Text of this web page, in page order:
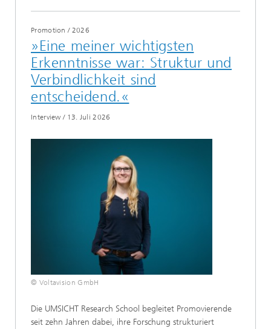
Promotion / 2026
»Eine meiner wichtigsten
Erkenntnisse war: Struktur und
Verbindlichkeit sind
entscheidend.«
Interview / 13. Juli 2026
© Voltavision GmbH
Die UMSICHT Research School begleitet Promovierende
seit zehn Jahren dabei, ihre Forschung strukturiert